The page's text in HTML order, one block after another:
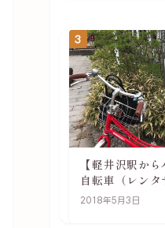
3
【軽井沢駅か
自転車（レン
行ける 軽井沢
2018年5月3日